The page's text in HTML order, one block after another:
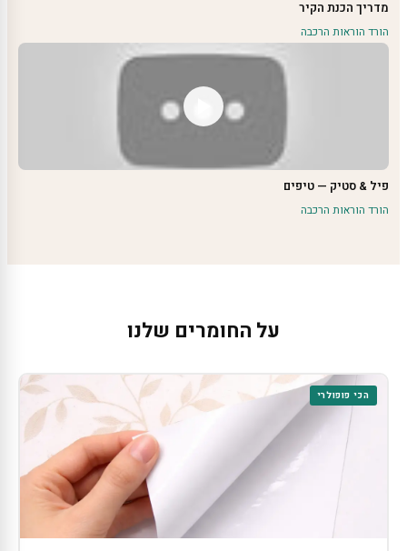
מדריך הכנת הקיר
הורד הוראות הרכבה
פיל & סטיק — טיפים
הורד הוראות הרכבה
על החומרים שלנו
הכי פופולרי